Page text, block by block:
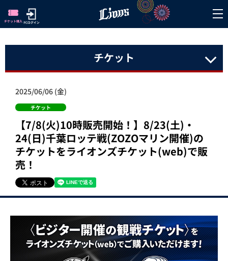
チケット
2025/06/06 (金)
チケット
【7/8(火)10時販売開始！】8/23(土)・
24(日)千葉ロッテ戦(ZOZOマリン開催)の
チケットをライオンズチケット(web)で販
売！